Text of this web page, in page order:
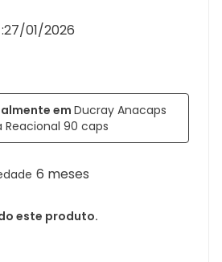
6 meses
este produto.
27/01/2026
em Ducray Anacaps
90 caps